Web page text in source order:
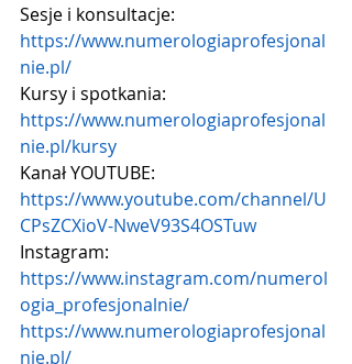
Sesje i konsultacje:
https://www.numerologiaprofesjonal
nie.pl/
Kursy i spotkania:
https://www.numerologiaprofesjonal
nie.pl/kursy
Kanał YOUTUBE:
https://www.youtube.com/channel/U
CPsZCXioV-NweV93S4OSTuw
Instagram:
https://www.instagram.com/numerol
ogia_profesjonalnie/
https://www.numerologiaprofesjonal
nie.pl/